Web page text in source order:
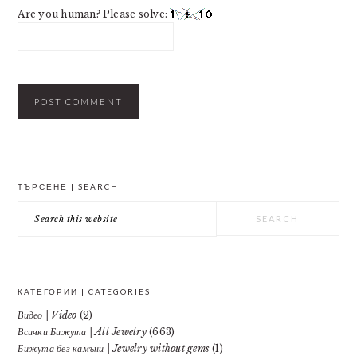
Are you human? Please solve:
ТЪРСЕНЕ | SEARCH
this
КАТЕГОРИИ | CATEGORIES
Видео | Video (2)
Всички Бижута | All Jewelry(663)
Бижута без камъни | Jewelry without gems (1)